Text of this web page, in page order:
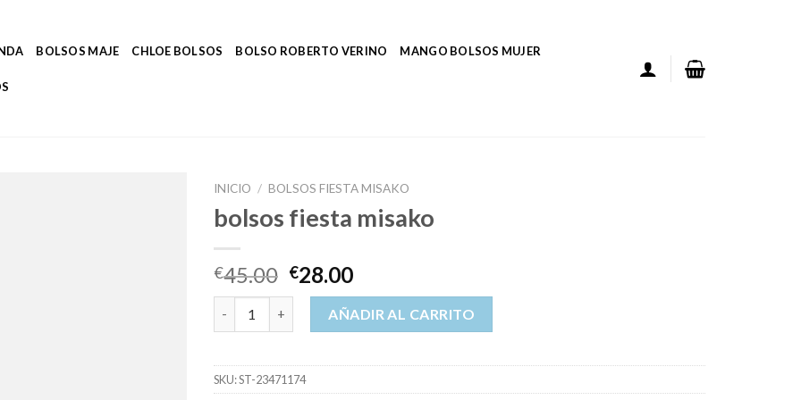
BOLSOS MAJE CHLOE BOLSOS BOLSO ROBERTO VERINO MANGO BOLSOS MUJER
INICIO / BOLSOS FIESTA MISAKO
bolsos fiesta misako
€45.00 €28.00
bolsos fiesta misako cantidadAÑADIR AL CARRITO
SKU:ST-23471174